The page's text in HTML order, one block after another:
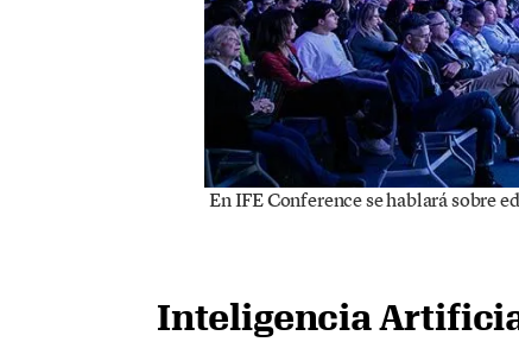
En IFE Conference se hablará sobre
Inteligencia